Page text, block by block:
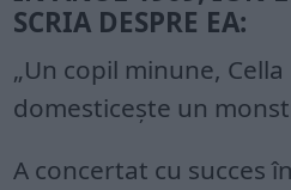
SCRIA DESPRE EA:
„Un copil minune,
domesticește un
A concertat cu succes